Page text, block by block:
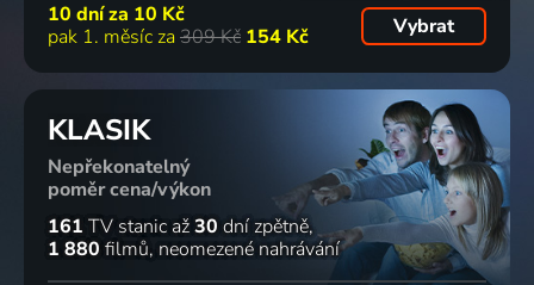
10 dní za 10 Kč
pak 1. měsíc za 309 Kč 154 Kč Vybrat
KLASIK
Nepřekonatelný
poměr cena/výkon
161 TV stanic až30 dní zpětně
1 880 filmů neomezené nahrávání